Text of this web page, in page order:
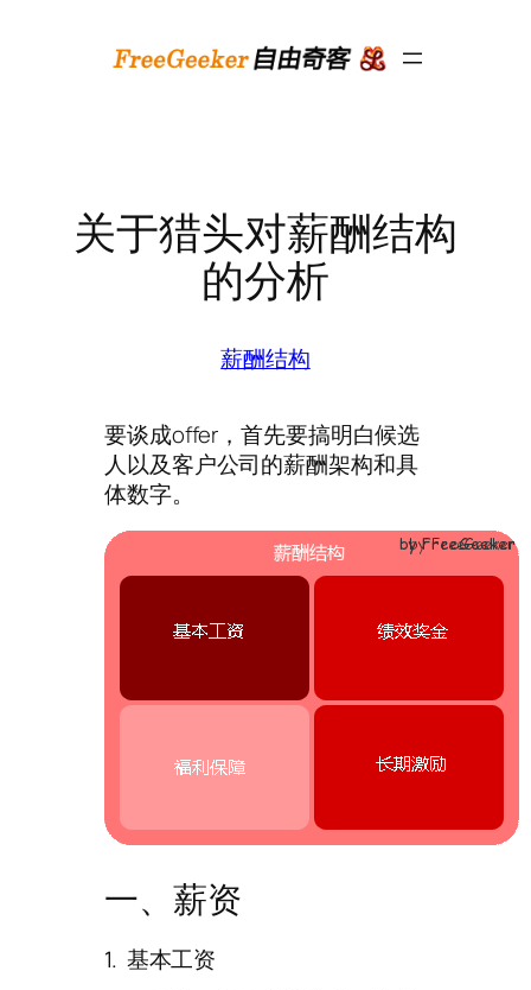
关于猎头对薪酬结构
的分析
薪酬结构
要谈成offer，首先要搞明白候选
人以及客户公司的薪酬架构和具
体数字。
一、薪资
1. 基本工资